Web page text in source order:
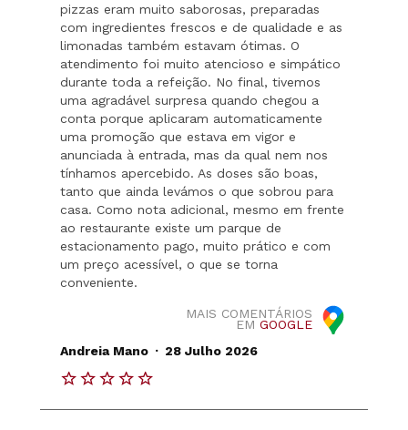
pizzas eram muito saborosas, preparadas
com ingredientes frescos e de qualidade e as
limonadas também estavam ótimas. O
atendimento foi muito atencioso e simpático
durante toda a refeição. No final, tivemos
uma agradável surpresa quando chegou a
conta porque aplicaram automaticamente
uma promoção que estava em vigor e
anunciada à entrada, mas da qual nem nos
tínhamos apercebido. As doses são boas,
tanto que ainda levámos o que sobrou para
casa. Como nota adicional, mesmo em frente
ao restaurante existe um parque de
estacionamento pago, muito prático e com
um preço acessível, o que se torna
conveniente.
MAIS COMENTÁRIOS
EM GOOGLE
Andreia Mano . 28 Julho 2026